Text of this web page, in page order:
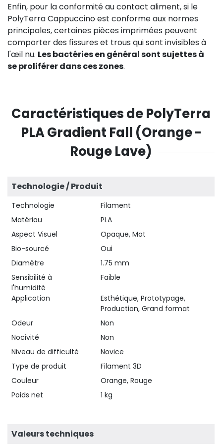
Enfin, pour la conformité au contact aliment, si le
PolyTerra Cappuccino est conforme aux normes
principales, certaines pièces imprimées peuvent
comporter des fissures et trous qui sont invisibles à
l'œil nu. Les bactéries en général sont sujettes à
se proliférer dans ces zones.
Caractéristiques de PolyTerra
PLA Gradient Fall (Orange -
Rouge Lave)
Technologie / Produit
Technologie
Filament
Matériau
PLA
Aspect Visuel
Opaque, Mat
Bio-sourcé
Oui
Diamètre
1.75 mm
Sensibilité à
l'humidité
Faible
Application
Esthétique, Prototypage,
Production, Grand format
Odeur
Non
Nocivité
Non
Niveau de difficulté
Novice
Type de produit
Filament 3D
Couleur
Orange, Rouge
Poids net
1 kg
Valeurs techniques